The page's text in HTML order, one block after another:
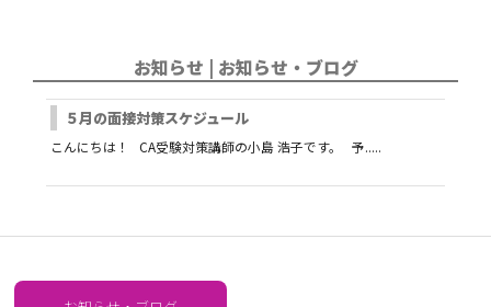
お知らせ | お知らせ・ブログ
５月の面接対策スケジュール
こんにちは！ CA受験対策講師の小島 浩子です。 予.....